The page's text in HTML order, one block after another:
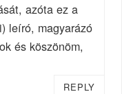
azóta ez a
leíró, magyarázó
és köszönöm,
REPLY